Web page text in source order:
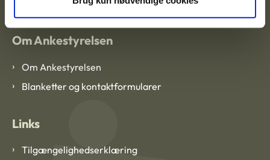
Om Ankestyrelsen
Om Ankestyrelsen
Blanketter og kontaktformularer
Links
Tilgængelighedserklæring